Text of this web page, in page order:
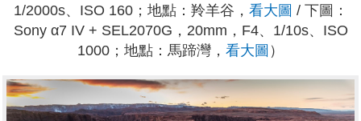
1/2000s、ISO 160；地點：羚羊谷， 看大圖 / 下圖：
Sony α7 IV + SEL2070G，20mm，F4、1/10s、ISO
1000；地點：馬蹄灣， 看大圖 ）